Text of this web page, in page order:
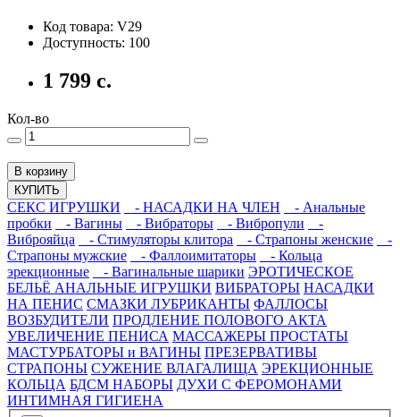
Код товара: V29
Доступность: 100
1 799 с.
Кол-во
В корзину
КУПИТЬ
СЕКС ИГРУШКИ - НАСАДКИ НА ЧЛЕН
- Анальные
пробки
- Вагины - Вибраторы - Вибропули
-
Виброяйца
- Стимуляторы клитора - Страпоны женские
-
Страпоны мужские
- Фаллоимитаторы
- Кольца
эрекционные
- Вагинальные шарики ЭРОТИЧЕСКОЕ
БЕЛЬЁ АНАЛЬНЫЕ ИГРУШКИ ВИБРАТОРЫ НАСАДКИ
НА ПЕНИС СМАЗКИ ЛУБРИКАНТЫ ФАЛЛОСЫ
ВОЗБУДИТЕЛИ ПРОДЛЕНИЕ ПОЛОВОГО АКТА
УВЕЛИЧЕНИЕ ПЕНИСА МАССАЖЕРЫ ПРОСТАТЫ
МАСТУРБАТОРЫ и ВАГИНЫ ПРЕЗЕРВАТИВЫ
СТРАПОНЫ СУЖЕНИЕ ВЛАГАЛИЩА ЭРЕКЦИОННЫЕ
КОЛЬЦА БДСМ НАБОРЫ ДУХИ С ФЕРОМОНАМИ
ИНТИМНАЯ ГИГИЕНА